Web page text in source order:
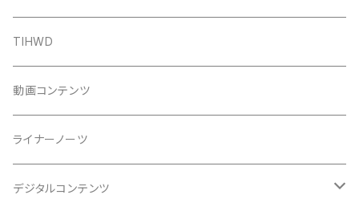
タオル
バッグ
ステッカー
クリアファイル
TIHWD
動画コンテンツ
ライナーノーツ
デジタルコンテンツ